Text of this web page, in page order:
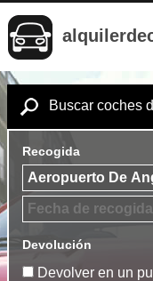
Buscar coches
Recogida
Devolución
Devolver en un